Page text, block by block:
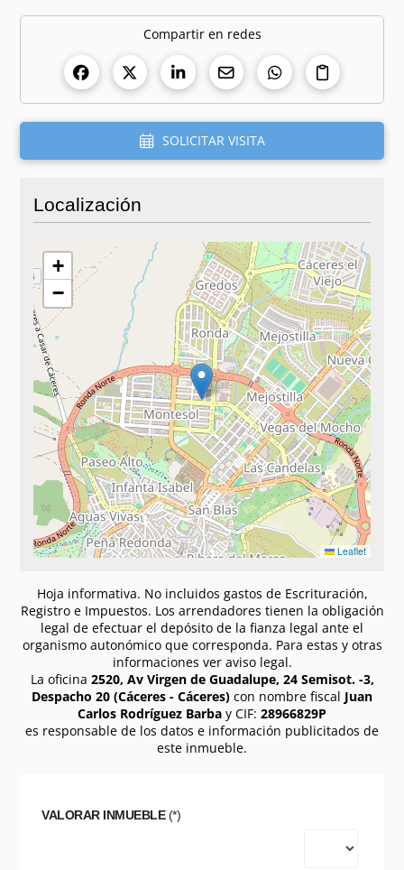
Compartir en redes
SOLICITAR VISITA
Localización
+
−
Leaflet
Hoja informativa. No incluidos gastos de Escrituración,
Registro e Impuestos. Los arrendadores tienen la obligación
legal de efectuar el depósito de la fianza legal ante el
organismo autonómico que corresponda. Para estas y otras
informaciones ver aviso legal.
La oficina 2520, Av Virgen de Guadalupe, 24 Semisot. -3,
Despacho 20 (Cáceres - Cáceres) con nombre fiscal Juan
Carlos Rodríguez Barba y CIF: 28966829P
es responsable de los datos e información publicitados de
este inmueble.
VALORAR INMUEBLE(*)